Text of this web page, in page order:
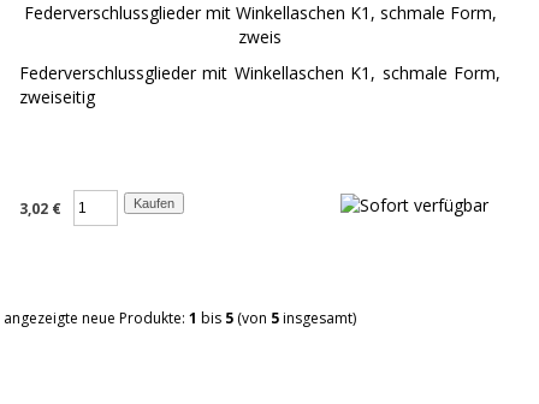
Federverschlussglieder mit Winkellaschen K1, schmale Form,
zweis
Federverschlussglieder mit Winkellaschen K1, schmale Form,
zweiseitig
3,02 €
angezeigte neue Produkte: 1 bis 5 (von 5insgesamt)